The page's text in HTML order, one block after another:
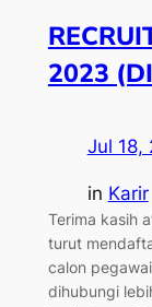
2023
Jul 18,
in Karir
Terima kasih
turut
calon
dihubungi